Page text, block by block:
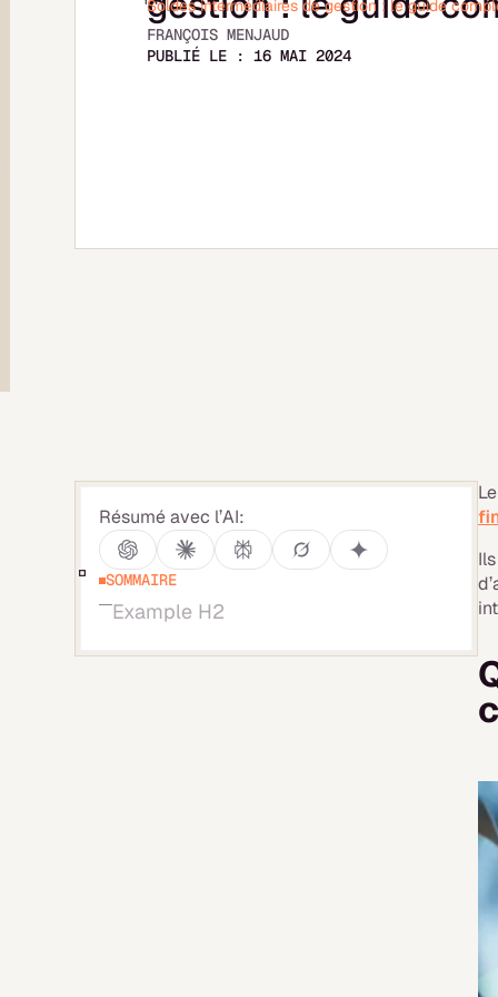
Soldes intermédiaires de gestion : le guide
FRANÇOIS MENJAUD
PUBLIÉ LE : 16 MAI 2024
Résumé avec l’AI:
SOMMAIRE
Example H2